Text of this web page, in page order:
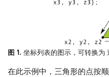
图 1. 坐标列表的图示，可转换为
在此示例中，三角形的点按